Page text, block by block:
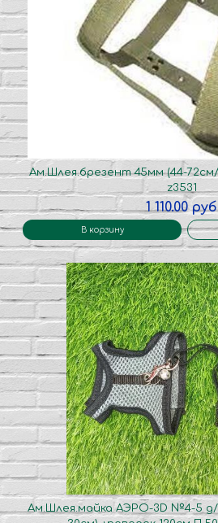
Ам.Шлея.брезент 45мм (44-72см/
z3531
1 110.00 руб
В корзину
Ам.Шлея.майка АЭРО-3D №4-5 д/